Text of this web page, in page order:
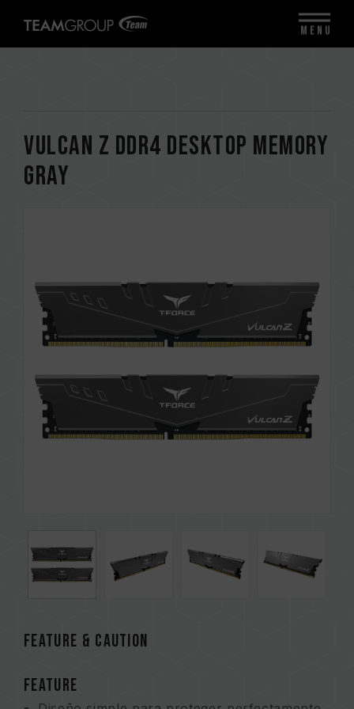
VULCAN Z DDR4 DESKTOP MEMORY
GRAY
FEATURE & CAUTION
FEATURE
MENU